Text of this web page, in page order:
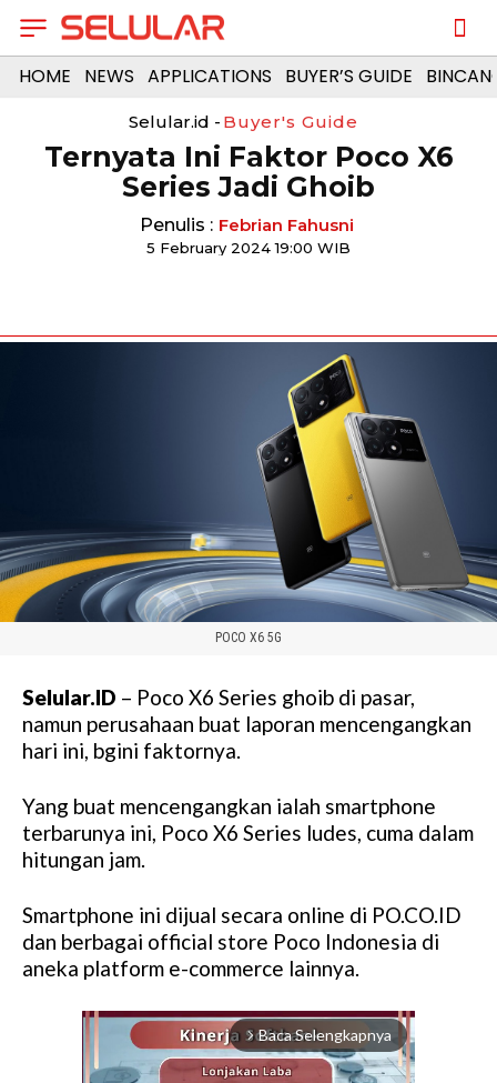
HOME NEWS APPLICATIONS BUYER’S GUIDE
Selular.id - Buyer's Guide
Ternyata Ini Faktor Poco X6
Series Jadi Ghoib
Penulis : Febrian Fahusni
5 February 2024 19:00 WIB
POCO X6 5G
Selular.ID – Poco X6 Series ghoib di pasar,
namun perusahaan buat laporan mencengangkan
hari ini, bgini faktornya.
Yang buat mencengangkan ialah smartphone
terbarunya ini, Poco X6 Series ludes, cuma dalam
hitungan jam.
Smartphone ini dijual secara online di PO.CO.ID
dan berbagai official store Poco Indonesia di
aneka platform e-commerce lainnya.
arrow_forward_ios Baca Selengkapnya